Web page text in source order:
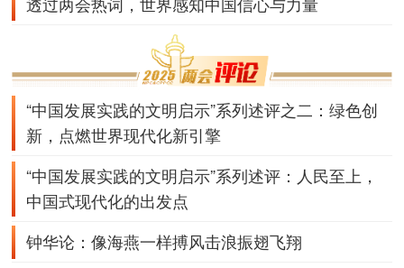
透过两会热词，世界感知中国信心与力量
“中国发展实践的文明启示”系列述评之二：绿色创
新，点燃世界现代化新引擎
“中国发展实践的文明启示”系列述评：人民至上，
中国式现代化的出发点
钟华论：像海燕一样搏风击浪振翅飞翔